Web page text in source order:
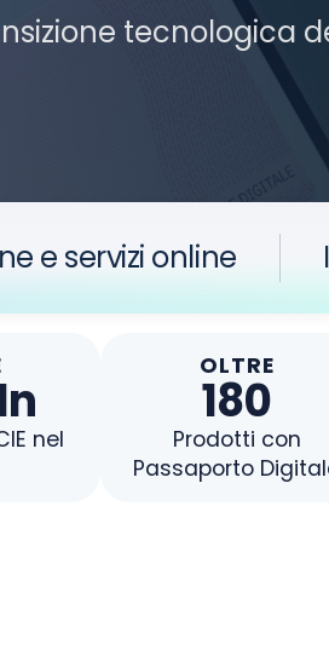
tecnologica
e servizi online
nel
OLTRE
180
Prodotti con
Passaporto